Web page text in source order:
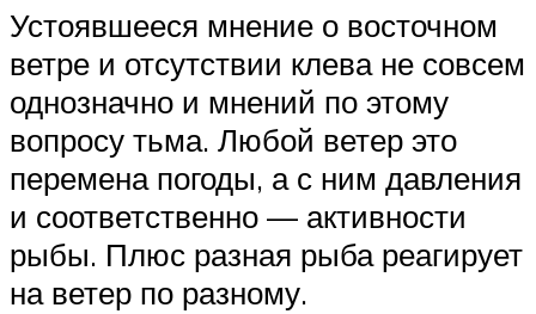
Устоявшееся мнение о восточном
ветре и отсутствии клева не совсем
однозначно и мнений по этому
вопросу тьма. Любой ветер это
перемена погоды, а с ним давления
и соответственно — активности
рыбы. Плюс разная рыба реагирует
на ветер по разному.